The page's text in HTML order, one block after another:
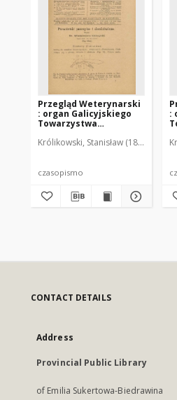
Przegląd Weterynarski
: organ Galicyjskiego
Towarzystwa
czasopismo
1905 R. 20, nr 4
Królikowski, Stanisław (1853-1924).
czasopismo
:
CONTACT DETAILS
Address
Provincial Public Library
of Emilia Sukertowa-Biedrawina